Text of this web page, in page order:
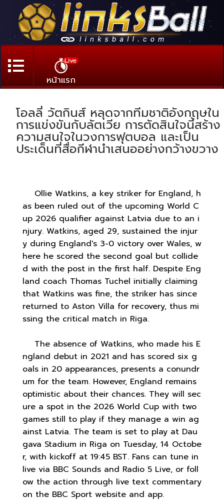
Live
หน้าแรก
โอลลี่ วัตกินส์ หลุดจากทีมชาติอังกฤษใน
การแข่งขันกับลัตเวีย การตัดสินใจนี้สร้าง
ความสนใจในวงการฟุตบอล และเป็น
ประเด็นที่สื่อกีฬานำเสนออย่างกว้างขวาง
Ollie Watkins, a key striker for England, h
as been ruled out of the upcoming World C
up 2026 qualifier against Latvia due to an i
njury. Watkins, aged 29, sustained the injur
y during England's 3-0 victory over Wales, w
here he scored the second goal but collide
d with the post in the first half. Despite Eng
land coach Thomas Tuchel initially claiming
that Watkins was fine, the striker has since
returned to Aston Villa for recovery, thus mi
ssing the critical match in Riga.
The absence of Watkins, who made his E
ngland debut in 2021 and has scored six g
oals in 20 appearances, presents a conundr
um for the team. However, England remains
optimistic about their chances. They will sec
ure a spot in the 2026 World Cup with two
games still to play if they manage a win ag
ainst Latvia. The team is set to play at Dau
gava Stadium in Riga on Tuesday, 14 Octobe
r, with kickoff at 19:45 BST. Fans can tune in
live via BBC Sounds and Radio 5 Live, or foll
ow the action through live text commentary
on the BBC Sport website and app.